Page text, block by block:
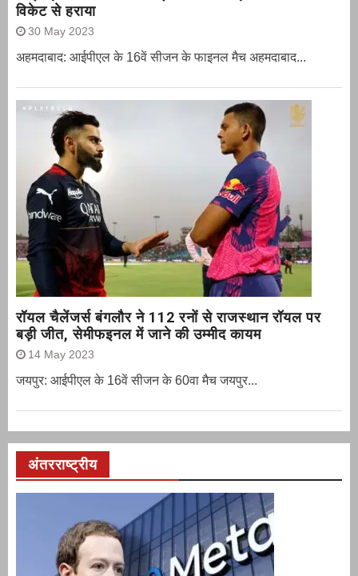
विकेट से हराया
30 May 2023
अहमदाबाद: आईपीएल के 16वें सीजन के फाइनल मैच अहमदाबाद...
रॉयल चैलेंजर्स बंगलौर ने 112 रनों से राजस्थान रॉयल पर
बड़ी जीत, सेमीफइनल में जाने की उम्मीद कायम
14 May 2023
जयपुर: आईपीएल के 16वें सीजन के 60वा मैच जयपुर...
अंतरराष्ट्रीय